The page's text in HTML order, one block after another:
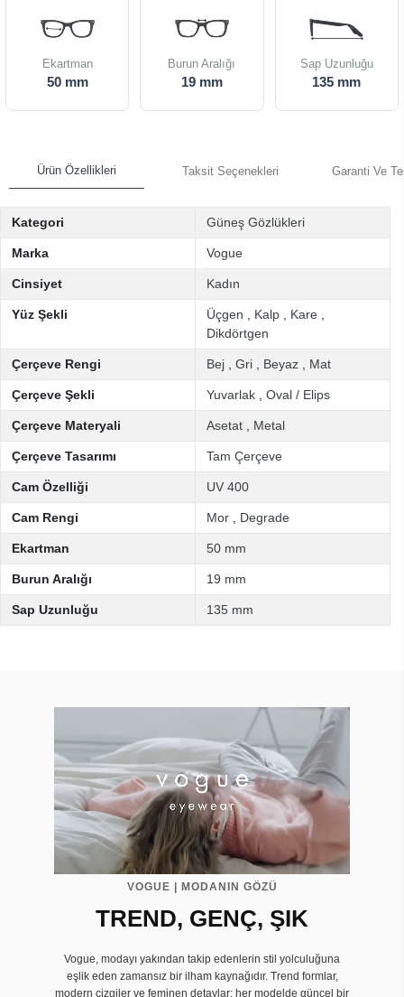
Ekartman
50 mm
Burun Aralığı
19 mm
Sap Uzunluğu
135 mm
Ürün Özellikleri Taksit Seçenekleri Garanti Ve
Kategori Güneş Gözlükleri
Marka Vogue
Cinsiyet Kadın
Yüz Şekli Üçgen Kalp Kare
Dikdörtgen
Çerçeve Rengi Bej Gri Beyaz Mat
Çerçeve Şekli Yuvarlak Oval / Elips
Çerçeve Materyali Asetat Metal
Çerçeve Tasarımı Tam Çerçeve
Cam Özelliği UV 400
Cam Rengi Mor Degrade
Ekartman 50 mm
Burun Aralığı 19 mm
Sap Uzunluğu 135 mm
VOGUE | MODANIN GÖZÜ
TREND, GENÇ, ŞIK
Vogue, modayı yakından takip edenlerin stil yolculuğuna
eşlik eden zamansız bir ilham kaynağıdır. Trend formlar,
modern çizgiler ve feminen detaylar; her modelde güncel bir